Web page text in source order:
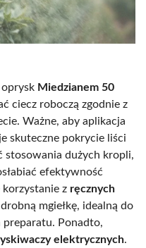
Miedzianem 50
ciecz roboczą zgodnie z
Ważne, aby aplikacja
skuteczne pokrycie liści
stosowania dużych kropli,
efektywność
korzystanie z ręcznych
mgiełkę, idealną do
Ponadto,
elektrycznych.